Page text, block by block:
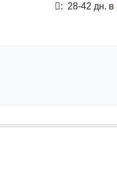
: 28-42 дн. в